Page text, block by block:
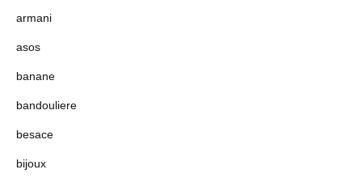
armani
asos
banane
bandouliere
besace
bijoux